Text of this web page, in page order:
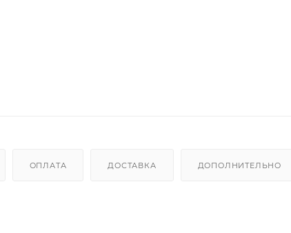
ОПЛАТА ДОСТАВКА ДОПОЛНИТЕЛЬНО